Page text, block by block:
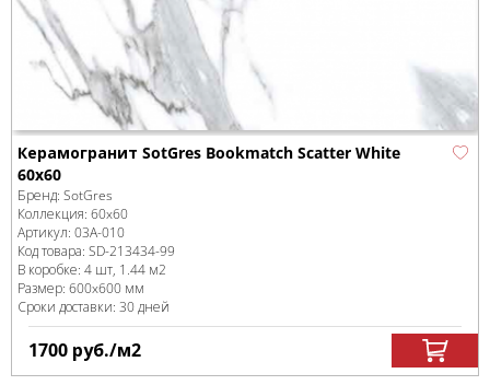
Керамогранит SotGres Bookmatch Scatter White
60x60
Бренд: SotGres
Коллекция: 60x60
Артикул: 03A-010
Код товара: SD-213434-99
В коробке: 4 шт, 1.44 м2
Размер: 600x600 мм
Сроки доставки: 30 дней
1700 руб./м2